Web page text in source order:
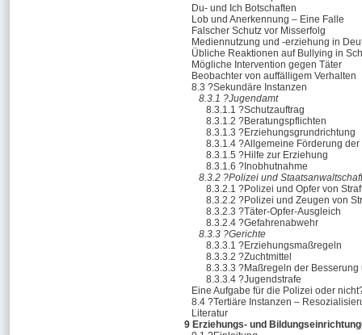
Du- und Ich Botschaften
Lob und Anerkennung – Eine Falle
Falscher Schutz vor Misserfolg
Mediennutzung und -erziehung in
Übliche Reaktionen auf Bullying in
Mögliche Intervention gegen Täter
Beobachter von auffälligem Verhalten
8.3 ?Sekundäre Instanzen
8.3.1 ?Jugendamt
8.3.1.1 ?Schutzauftrag
8.3.1.2 ?Beratungspflichten
8.3.1.3 ?Erziehungsgrundrichtung
8.3.1.4 ?Allgemeine Förderung
8.3.1.5 ?Hilfe zur Erziehung
8.3.1.6 ?Inobhutnahme
8.3.2 ?Polizei und Staatsanwaltschaft
8.3.2.1 ?Polizei und Opfer von
8.3.2.2 ?Polizei und Zeugen von
8.3.2.3 ?Täter-Opfer-Ausgleich
8.3.2.4 ?Gefahrenabwehr
8.3.3 ?Gerichte
8.3.3.1 ?Erziehungsmaßregeln
8.3.3.2 ?Zuchtmittel
8.3.3.3 ?Maßregeln der
8.3.3.4 ?Jugendstrafe
Eine Aufgabe für die Polizei oder
8.4 ?Tertiäre Instanzen –
Literatur
9 Erziehungs- und